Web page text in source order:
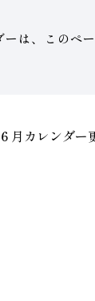
ーは、このペ
月カレンダー